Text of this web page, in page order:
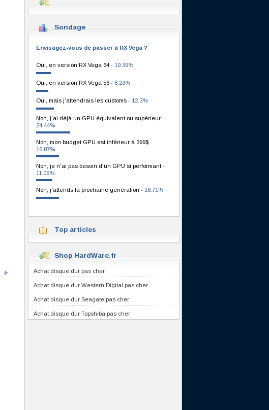
Sondage
Envisagez-vous de passer à RX Vega ?
Oui, en version RX Vega 64 - 10.39%
Oui, en version RX Vega 56 - 8.23%
Oui, mais j'attendrais les customs - 12.3%
Non, j'ai déjà un GPU équivalent ou supérieur -
24.44%
Non, mon budget GPU est inférieur à 399$ -
16.87%
Non, je n'ai pas besoin d'un GPU si performant -
11.06%
Non, j'attends la prochaine génération - 16.71%
Top articles
Shop HardWare.fr
Achat disque dur pas cher
Achat disque dur Western Digital pas cher
Achat disque dur Seagate pas cher
Achat disque dur Topshiba pas cher